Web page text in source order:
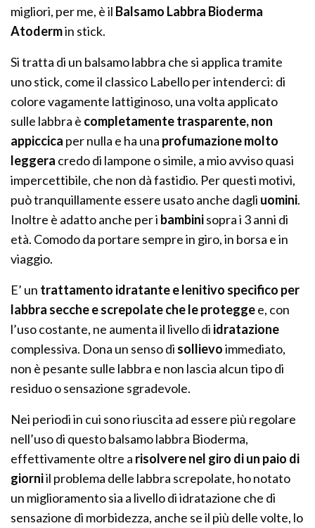
migliori, per me, è il Balsamo Labbra Bioderma
Atodermin stick.
Si tratta di un balsamo labbra che si applica tramite
uno stick, come il classico Labello per intenderci: di
colore vagamente lattiginoso, una volta applicato
sulle labbra è completamente trasparente, non
appiccica per nulla e ha una profumazione molto
leggera credo di lampone o simile, a mio avviso quasi
impercettibile, che non dà fastidio. Per questi motivi,
può tranquillamente essere usato anche dagli uomini.
Inoltre è adatto anche per i bambinisopra i 3 anni di
età. Comodo da portare sempre in giro, in borsa e in
viaggio.
E’ un trattamento idratante e lenitivo specifico per
labbra secche e screpolate che le proteggee, con
l’uso costante, ne aumenta il livello di idratazione
complessiva. Dona un senso di sollievoimmediato,
non è pesante sulle labbra e non lascia alcun tipo di
residuo o sensazione sgradevole.
Nei periodi in cui sono riuscita ad essere più regolare
nell’uso di questo balsamo labbra Bioderma,
effettivamente oltre a risolvere nel giro di un paio di
giorniil problema delle labbra screpolate, ho notato
un miglioramento sia a livello di idratazione che di
sensazione di morbidezza, anche se il più delle volte, lo